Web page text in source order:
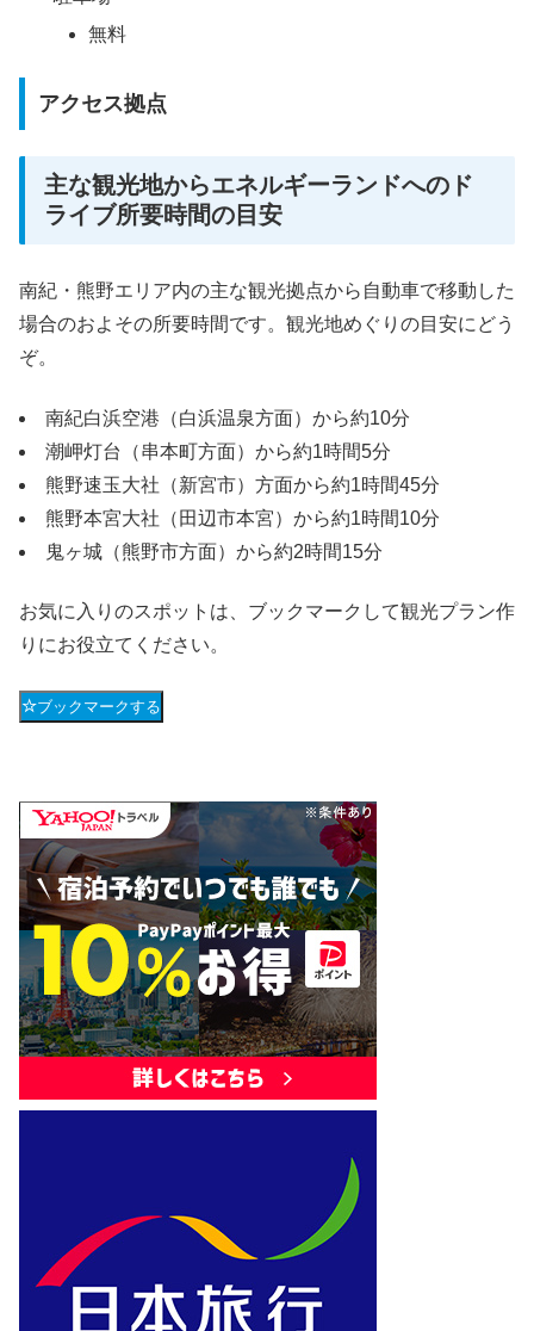
無料
アクセス拠点
主な観光地からエネルギーランドへのド
ライブ所要時間の目安
南紀・熊野エリア内の主な観光拠点から自動車で移動した
場合のおよその所要時間です。観光地めぐりの目安にどう
ぞ。
南紀白浜空港（白浜温泉方面）から約10分
潮岬灯台（串本町方面）から約1時間5分
熊野速玉大社（新宮市）方面から約1時間45分
熊野本宮大社（田辺市本宮）から約1時間10分
鬼ヶ城（熊野市方面）から約2時間15分
お気に入りのスポットは、ブックマークして観光プラン作
りにお役立てください。
ブックマークする